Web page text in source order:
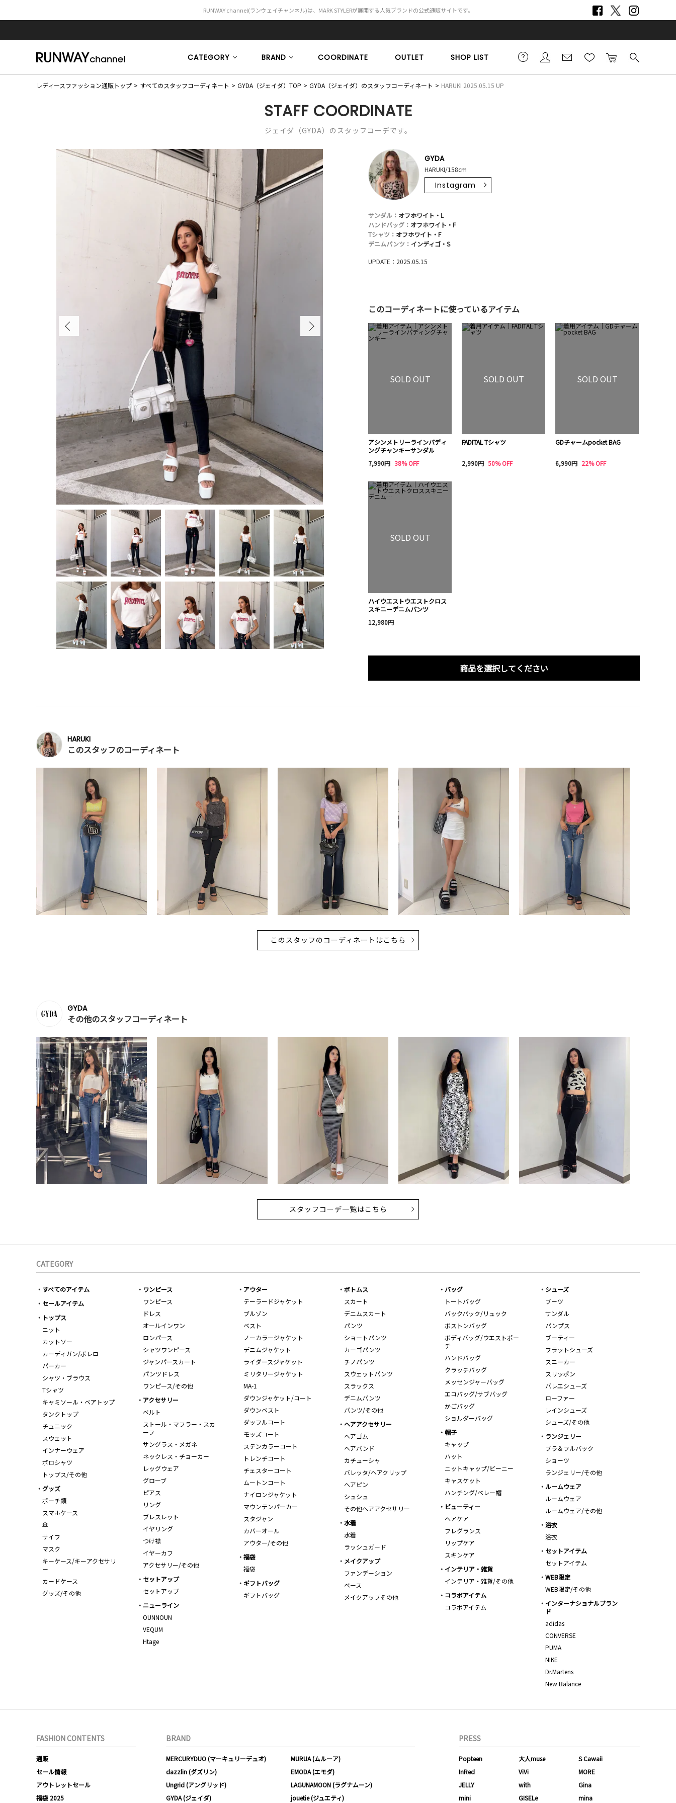
RUNWAY channel(ランウェイチャンネル)は、MARK STYLERが展開する人気ブランドの公式通販サイトです。
CATEGORY BRAND COORDINATE OUTLET SHOP LIST
レディースファッション通販トップ すべてのスタッフコーディネート GYDA（ジェイダ）TOP GYDA（ジェイダ）のスタッフコーディネート HARUKI 2025.05.15 UP
STAFF COORDINATE
ジェイダ（GYDA）のスタッフコーデです。
GYDA
HARUKI/158cm
Instagram
サンダル： オフホワイト・L
ハンドバッグ： オフホワイト・F
Tシャツ： オフホワイト・F
デニムパンツ： インディゴ・S
UPDATE：2025.05.15
このコーディネートに使っているアイテム
SOLD OUT
アシンメトリーラインパディ
ングチャンキーサンダル
7,990円 38% OFF
SOLD OUT
FADITAL Tシャツ
2,990円 50% OFF
SOLD OUT
GDチャームpocket BAG
6,990円 22% OFF
SOLD OUT
ハイウエストウエストクロス
スキニーデニムパンツ
12,980円
商品を選択してください
HARUKI
このスタッフのコーディネート
このスタッフのコーディネートはこちら
GYDA
その他のスタッフコーディネート
スタッフコーデ一覧はこちら
CATEGORY
すべてのアイテム
セールアイテム
トップス
ニット
カットソー
カーディガン/ボレロ
パーカー
シャツ・ブラウス
Tシャツ
キャミソール・ベアトップ
タンクトップ
チュニック
スウェット
インナーウェア
ポロシャツ
トップス/その他
ワンピース
ワンピース
ドレス
オールインワン
ロンパース
シャツワンピース
ジャンパースカート
パンツドレス
ワンピース/その他
アウター
テーラードジャケット
ブルゾン
ベスト
ノーカラージャケット
デニムジャケット
ライダースジャケット
ミリタリージャケット
MA-1
ダウンジャケット/コート
ダウンベスト
ダッフルコート
モッズコート
ステンカラーコート
トレンチコート
チェスターコート
ムートンコート
ナイロンジャケット
マウンテンパーカー
スタジャン
カバーオール
アウター/その他
ボトムス
スカート
デニムスカート
パンツ
ショートパンツ
カーゴパンツ
チノパンツ
スウェットパンツ
スラックス
デニムパンツ
パンツ/その他
バッグ
トートバッグ
バックパック/リュック
ボストンバッグ
ボディバッグ/ウエストポー
チ
ハンドバッグ
クラッチバッグ
メッセンジャーバッグ
エコバッグ/サブバッグ
かごバッグ
ショルダーバッグ
シューズ
ブーツ
サンダル
パンプス
ブーティー
フラットシューズ
スニーカー
スリッポン
バレエシューズ
ローファー
レインシューズ
シューズ/その他
アクセサリー
ベルト
ストール・マフラー・スカ
ーフ
サングラス・メガネ
ネックレス・チョーカー
レッグウェア
グローブ
ピアス
リング
ブレスレット
イヤリング
つけ襟
イヤーカフ
アクセサリー/その他
ヘアアクセサリー
ヘアゴム
ヘアバンド
カチューシャ
バレッタ/ヘアクリップ
ヘアピン
シュシュ
その他ヘアアクセサリー
帽子
キャップ
ハット
ニットキャップ/ビーニー
キャスケット
ハンチング/ベレー帽
ランジェリー
ブラ＆フルバック
ショーツ
ランジェリー/その他
ルームウェア
ルームウェア
ルームウェア/その他
グッズ
ポーチ類
スマホケース
傘
サイフ
マスク
キーケース/キーアクセサリ
ー
カードケース
グッズ/その他
ビューティー
ヘアケア
フレグランス
リップケア
スキンケア
水着
水着
ラッシュガード
浴衣
浴衣
セットアイテム
セットアイテム
福袋
福袋
メイクアップ
ファンデーション
ベース
メイクアップその他
インテリア・雑貨
インテリア・雑貨/その他
WEB限定
WEB限定/その他
セットアップ
セットアップ
ギフトバッグ
ギフトバッグ
コラボアイテム
コラボアイテム
インターナショナルブラン
ド
adidas
CONVERSE
PUMA
NIKE
Dr.Martens
New Balance
ニューライン
OUNNOUN
VEQUM
Htage
FASHION CONTENTS
通販
セール情報
アウトレットセール
福袋 2025
BRAND
MERCURYDUO (マーキュリーデュオ)
MURUA (ムルーア)
dazzlin (ダズリン)
EMODA (エモダ)
Ungrid (アングリッド)
LAGUNAMOON (ラグナムーン)
GYDA (ジェイダ)
jouetie (ジュエティ)
PRESS
Popteen 大人muse
S Cawaii
InRed
ViVi
MORE
JELLY
with
Gina
mini
GISELe mina